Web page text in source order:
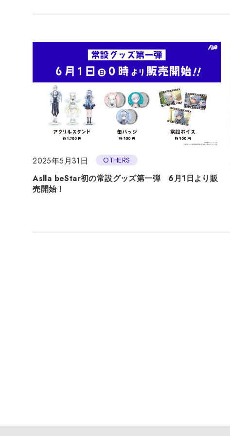
Aslla beStar初の常設グッズ第一弾 6月1日より販
売開始！
2025年5月31日 OTHERS